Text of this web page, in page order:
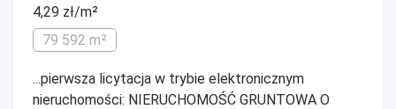
4,29 zł/m²
79 592 m²
...pierwsza licytacja w trybie elektronicznym
nieruchomości: NIERUCHOMOŚĆ GRUNTOWA O